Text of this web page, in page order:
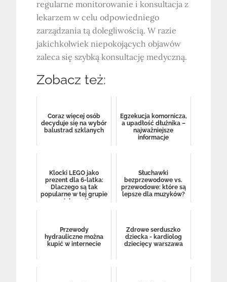
regularne monitorowanie i konsultacja z
lekarzem w celu odpowiedniego
zarządzania tą dolegliwością. W razie
jakichkolwiek niepokojących objawów
zaleca się szybką konsultację medyczną.
Zobacz też:
Coraz więcej osób
decyduje się na wybór
balustrad szklanych
Egzekucja komornicza,
a upadłość dłużnika –
najważniejsze
informacje
Klocki LEGO jako
prezent dla 6-latka:
Dlaczego są tak
popularne w tej grupie
wiekowej?
Słuchawki
bezprzewodowe vs.
przewodowe: które są
lepsze dla muzyków?
Przewody
hydrauliczne można
kupić w internecie
Zdrowe serduszko
dziecka - kardiolog
dziecięcy warszawa